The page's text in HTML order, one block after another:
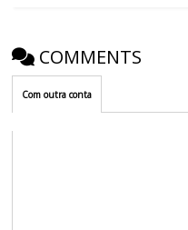
COMMENTS
Com outra conta